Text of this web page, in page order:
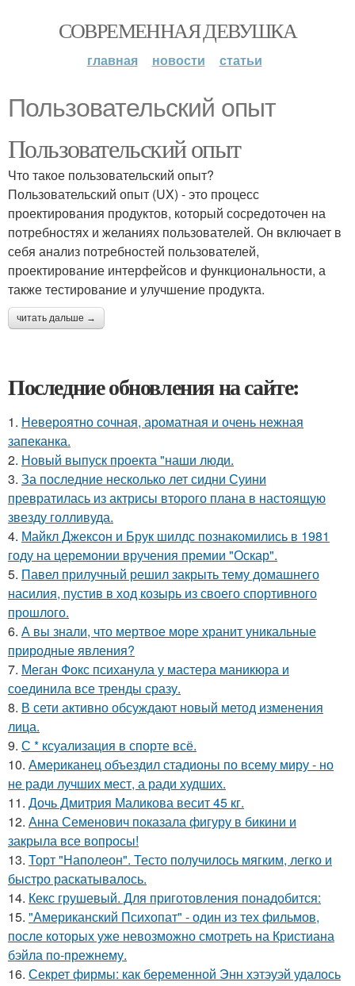
СОВРЕМЕННАЯ ДЕВУШКА
главная новости статьи
Пользовательский опыт
Пользовательский опыт
Что такое пользовательский опыт?
Пользовательский опыт (UX) - это процесс
проектирования продуктов, который сосредоточен на
потребностях и желаниях пользователей. Он включает в
себя анализ потребностей пользователей,
проектирование интерфейсов и функциональности, а
также тестирование и улучшение продукта.
читать дальше →
Последние обновления на сайте:
1. Невероятно сочная, ароматная и очень нежная
запеканка.
2. Новый выпуск проекта "наши люди.
3. За последние несколько лет сидни Суини
превратилась из актрисы второго плана в настоящую
звезду голливуда.
4. Майкл Джексон и Брук шилдс познакомились в 1981
году на церемонии вручения премии "Оскар".
5. Павел прилучный решил закрыть тему домашнего
насилия, пустив в ход козырь из своего спортивного
прошлого.
6. А вы знали, что мертвое море хранит уникальные
природные явления?
7. Меган Фокс психанула у мастера маникюра и
соединила все тренды сразу.
8. В сети активно обсуждают новый метод изменения
лица.
9. С * ксуализация в спорте всё.
10. Американец объездил стадионы по всему миру - но
не ради лучших мест, а ради худших.
11. Дочь Дмитрия Маликова весит 45 кг.
12. Анна Семенович показала фигуру в бикини и
закрыла все вопросы!
13. Торт "Наполеон". Тесто получилось мягким, легко и
быстро раскатывалось.
14. Кекс грушевый. Для приготовления понадобится:
15. "Американский Психопат" - один из тех фильмов,
после которых уже невозможно смотреть на Кристиана
бэйла по-прежнему.
16. Секрет фирмы: как беременной Энн хэтэуэй удалось